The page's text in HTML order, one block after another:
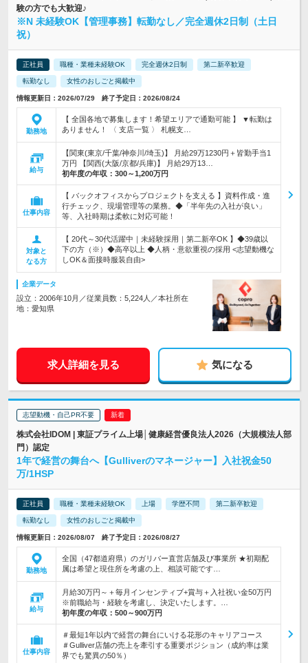
験の方でも大歓迎♪
※N 未経験OK【管理事務】転勤なし／完全週休2日制（土日
祝）
正社員 職種・業種未経験OK 完全週休2日制 第二新卒歓迎
転勤なし 女性のおしごと掲載中
情報更新日：2026/07/29 終了予定日：2026/08/24
勤務地
【 全国各地で募集します！希望エリアで通勤可能 】 ▼転勤は
ありません！ 〈 支店一覧 〉 札幌支…
給与
【関東(東京/千葉/神奈川/埼玉)】 月給29万1230円＋皆勤手当1
万円 【関西(大阪/京都/兵庫)】 月給29万13…
初年度の年収： 300～1,200万円
仕事内容
【 バックオフィスからプロジェクトを支える 】資料作成・進
行チェック、現場管理等の業務。◆「半年先の入社が良い」
等、入社時期は柔軟に対応可能！
対象と
なる方
【 20代～30代活躍中｜未経験採用｜第二新卒OK 】◆39歳以
下の方（※）◆高卒以上 ◆人柄・意欲重視の採用 <志望動機な
しOK＆面接時服装自由>
企業データ
設立：2006年10月／従業員数：5,224人／本社所在
地：愛知県
求人詳細を見る 気になる
志望動機・自己PR不要
株式会社IDOM | 東証プライム上場│健康経営優良法人2026（大規模法人部
門）認定
1年で経営の舞台へ【Gulliverのマネージャー】入社祝金50
万/1HSP
正社員 職種・業種未経験OK 上場 学歴不問 第二新卒歓迎
転勤なし 女性のおしごと掲載中
情報更新日：2026/08/07 終了予定日：2026/08/27
勤務地
全国（47都道府県）のガリバー直営店舗及び事業所 ★初期配
属は希望と現住所を考慮の上、相談可能です…
給与
月給30万円～＋毎月インセンティブ+賞与＋入社祝い金50万円
※前職給与・経験を考慮し、決定いたします。…
初年度の年収： 500～900万円
仕事内容
＃最短1年以内で経営の舞台にいける花形のキャリアコース
＃Gulliver店舗の売上を牽引する重要ポジション（成約率は業
界でも驚異の50％）